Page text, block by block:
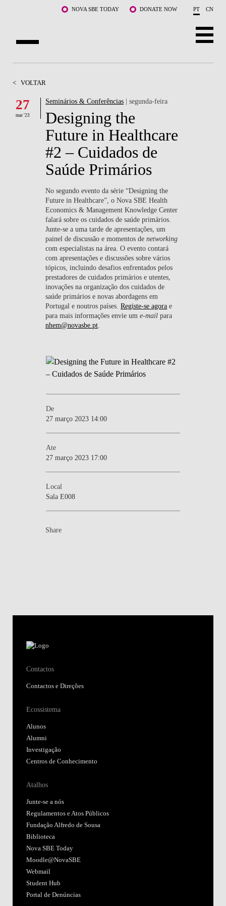
Saltar para o conteúdo principalNOVA SBE TODAY DONATE NOW PT CN
DOCENTES E INVESTIGAÇÃO
COMUNIDADE
< VOLTAR
27
mar '23
Seminários & Conferências | segunda-feira
Designing the
Future in Healthcare
#2 – Cuidados de
Saúde Primários
No segundo evento da série “Designing the
Future in Healthcare”, o Nova SBE Health
Economics & Management Knowledge Center
falará sobre os cuidados de saúde primários.
Junte-se a uma tarde de apresentações, um
painel de discussão e momentos denetworking
com especialistas na área. O evento contará
com apresentações e discussões sobre vários
tópicos, incluindo desafios enfrentados pelos
prestadores de cuidados primários e utentes,
inovações na organização dos cuidados de
saúde primários e novas abordagens em
Portugal e noutros países.Registe-se agora e
para mais informações envie ume-mailpara
nhem@novasbe.pt
De
27 março 2023 14:00
Ate
27 março 2023 17:00
Local
Sala E008
Share
Contactos
Contactos e Direções
Ecossistema
Alunos
Alumni
Investigação
Centros de Conhecimento
Atalhos
Junte-se a nós
Regulamentos e Atos Públicos
Fundação Alfredo de Sousa
Biblioteca
Nova SBE Today
Moodle@NovaSBE
Webmail
Student Hub
Portal de Denúncias